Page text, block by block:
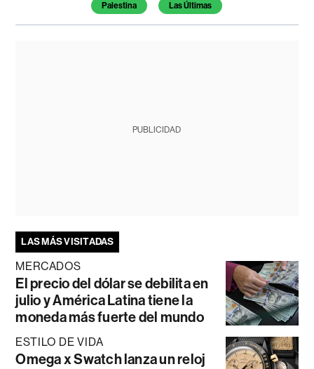
Palestina Las Últimas
PUBLICIDAD
LAS MÁS VISITADAS
MERCADOS
El precio del dólar se debilita en
julio y América Latina tiene la
moneda más fuerte del mundo
ESTILO DE VIDA
Omega x Swatch lanza un reloj